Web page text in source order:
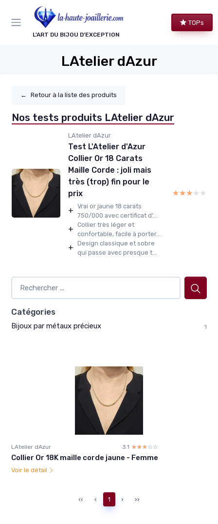
L’ART DU BIJOU D’EXCEPTION
TOPs
LAtelier dAzur
← Retour à la liste des produits
Nos tests produits LAtelier dAzur
LAtelier dAzur
Test L'Atelier d'Azur
Collier Or 18 Carats
Maille Corde : joli mais
très (trop) fin pour le
prix
+ Vrai or jaune 18 carats
750/000 avec certificat d’...
+ Collier très léger et
confortable, facile à porter...
+ Design classique et sobre
qui passe avec presque t...
★★★★★
★★★★★
Catégories
Bijoux par métaux précieux 1
LAtelier dAzur 3.1 ☆☆☆☆☆
★★★★★
Collier Or 18K maille corde jaune - Femme
Voir le détail
‹‹ ‹ 1 › ››